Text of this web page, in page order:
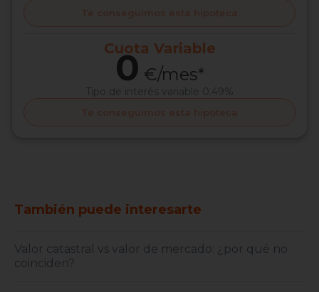
Te conseguimos esta hipoteca
Cuota Variable
0 €/mes*
Tipo de interés variable 0.49%
Te conseguimos esta hipoteca
También puede interesarte
Valor catastral vs valor de mercado: ¿por qué no
coinciden?